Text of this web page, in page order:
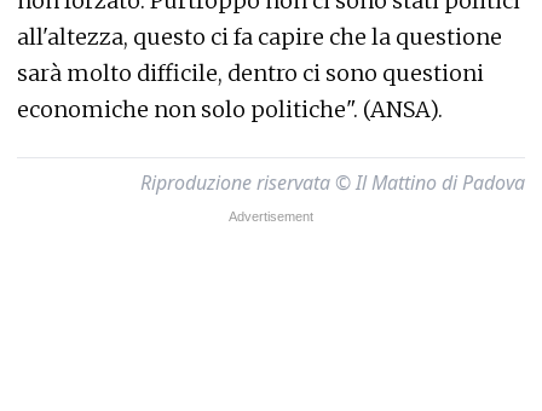
all'altezza, questo ci fa capire che la questione
sarà molto difficile, dentro ci sono questioni
economiche non solo politiche". (ANSA).
Riproduzione riservata © Il Mattino di Padova